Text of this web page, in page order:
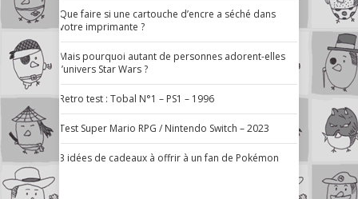
Que faire si une cartouche d’encre a séché dans
votre imprimante ?
Mais pourquoi autant de personnes adorent-elles
l’univers Star Wars ?
Retro test : Tobal N°1 – PS1 – 1996
Test Super Mario RPG / Nintendo Switch – 2023
3 idées de cadeaux à offrir à un fan de Pokémon